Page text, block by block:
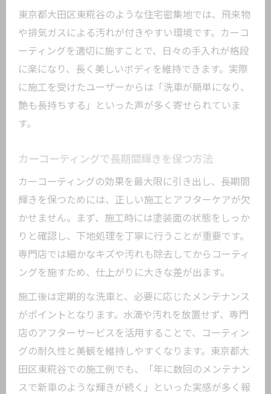
東京都大田区東糀谷のような住宅密集地では、飛来物
や排気ガスによる汚れが付きやすい環境です。カーコ
ーティングを適切に施すことで、日々の手入れが格段
に楽になり、長く美しいボディを維持できます。実際
に施工を受けたユーザーからは「洗車が簡単になり、
艶も長持ちする」といった声が多く寄せられていま
す。
カーコーティングで長期間輝きを保つ方法
カーコーティングの効果を最大限に引き出し、長期間
輝きを保つためには、正しい施工とアフターケアが欠
かせません。まず、施工時には塗装面の状態をしっか
りと確認し、下地処理を丁寧に行うことが重要です。
専門店では細かなキズや汚れも除去してからコーティ
ングを施すため、仕上がりに大きな差が出ます。
施工後は定期的な洗車と、必要に応じたメンテナンス
がポイントとなります。水滴や汚れを放置せず、専門
店のアフターサービスを活用することで、コーティン
グの耐久性と美観を維持しやすくなります。東京都大
田区東糀谷での施工例でも、「年に数回のメンテナン
スで新車のような輝きが続く」といった実感が多く報